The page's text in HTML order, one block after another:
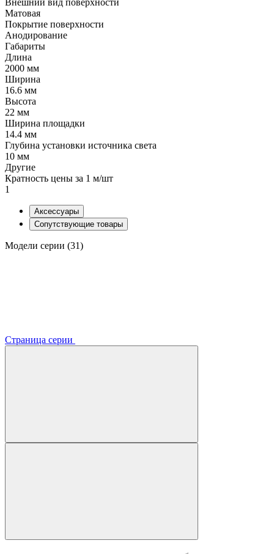
Матовая
Покрытие поверхности
Анодирование
Габариты
Длина
2000 мм
Ширина
16.6 мм
Высота
22 мм
Ширина площадки
14.4 мм
Глубина установки источника света
10 мм
Другие
Кратность цены за 1 м/шт
1
Аксессуары
Сопутствующие товары
Модели серии (31)
Страница серии